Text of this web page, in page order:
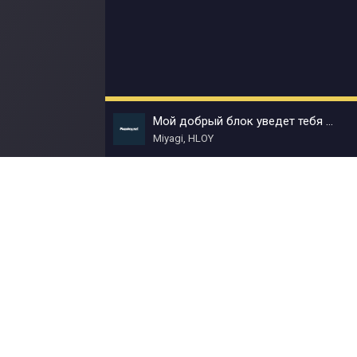
Мой добрый блок уведет тебя за собой
Miyagi, HLOY